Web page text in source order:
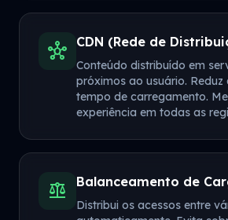
hub CDN (Rede de
Conteúdo distribuído em
próximos ao usuário. Reduz
tempo de carregamento.
experiência em todas as
balance Balanceamento de
Distribui os acessos entre